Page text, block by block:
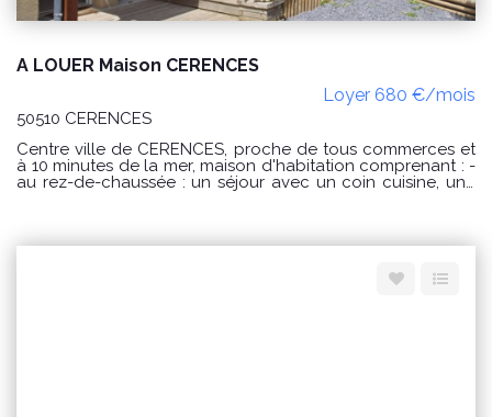
A LOUER Maison CERENCES
Loyer 680 €/mois
50510 CERENCES
Centre ville de CERENCES, proche de tous commerces et
à 10 minutes de la mer, maison d'habitation comprenant : -
au rez-de-chaussée : un séjour avec un coin cuisine, une
Disponible dès maintenant Surface habitable : 102.87 m²
mois de charges forfaitaires. Loyer conventionné (soumis à